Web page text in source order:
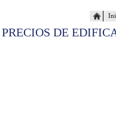
PRECIOS DE